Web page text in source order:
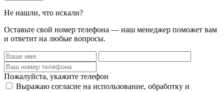
Не нашли, что искали?
Оставьте свой номер телефона — наш менеджер поможет вам
и ответит на любые вопросы.
Пожалуйста, укажите телефон
Выражаю согласие на использование, обработку и